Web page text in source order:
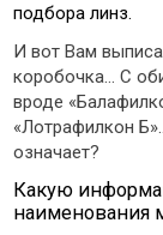
подбора линз.
И вот Вам
коробочка… С
вроде
«Лотрафилкон
означает?
Какую
наименования